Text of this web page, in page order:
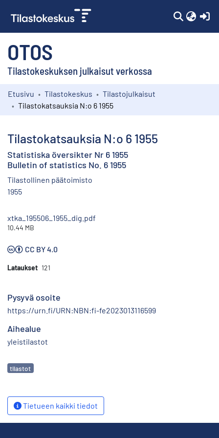
OTOS
Tilastokeskuksen julkaisut verkossa
Kokoelmat
Etusivu Tilastokeskus
Tilastojulkaisut
Tilastokatsauksia N:o 6 1955
Tilastokatsauksia N:o 6 1955
Statistiska översikter Nr 6 1955
Bulletin of statistics No. 6 1955
Tilastollinen päätoimisto
1955
xtka_195506_1955_dig.pdf
10.44 MB
CC BY 4.0
Lataukset 121
Pysyvä osoite
https://urn.fi/URN:NBN:fi-fe2023013116599
Aihealue
yleistilastot
Avainsanat
tilastot
Tietueen kaikki tiedot